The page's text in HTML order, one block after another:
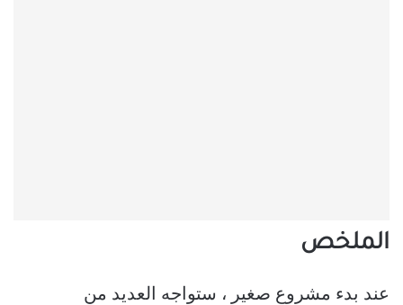
الملخص
عند بدء مشروع صغير ، ستواجه العديد من